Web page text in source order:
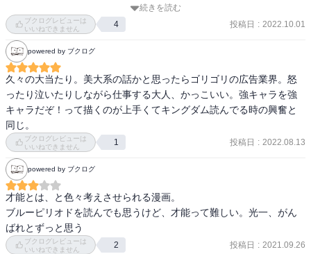
広告代理店勤務の若手デザイナー・朝倉光一。納得出来ない理由で
自ら勝ち取った仕事を取り上げられた彼は、やりきれない気持ちを
抱えて横浜の美術館へと向かう。そこは、彼が初めて「エレン」と
いう才能と出会った場所で…。大人の心も抉るクリエイター群像
劇、開幕!
・‥…━━━☆・‥…━━━☆・‥…━━━☆
感想は最終巻にまとめて記載予定です。
続きを読む
ブクログレビューは
いいねできません
4 投稿日 : 2022.10.01
powered by ブクログ
久々の大当たり。美大系の話かと思ったらゴリゴリの広告業界。怒
ったり泣いたりしながら仕事する大人、かっこいい。強キャラを強
キャラだぞ！って描くのが上手くてキングダム読んでる時の興奮と
同じ。
ブクログレビューは
いいねできません
1 投稿日 : 2022.08.13
powered by ブクログ
才能とは、と色々考えさせられる漫画。
ブルーピリオドを読んでも思うけど、才能って難しい。光一、がん
ばれとずっと思う
ブクログレビューは
いいねできません
2 投稿日 : 2021.09.26